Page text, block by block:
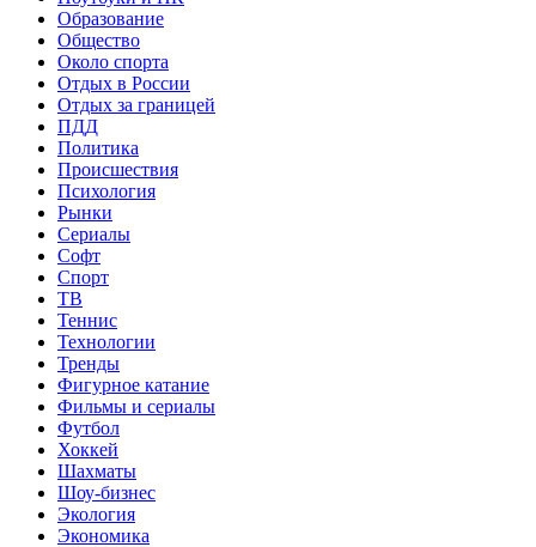
Образование
Общество
Около спорта
Отдых в России
Отдых за границей
ПДД
Политика
Происшествия
Психология
Рынки
Сериалы
Софт
Спорт
ТВ
Теннис
Технологии
Тренды
Фигурное катание
Фильмы и сериалы
Футбол
Хоккей
Шахматы
Шоу-бизнес
Экология
Экономика